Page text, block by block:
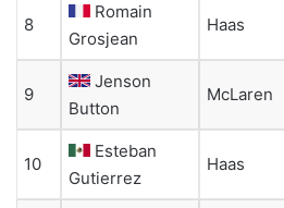
8
Romain
Grosjean
Haas
9
Jenson
Button
McLaren
10
Esteban
Gutierrez
Haas